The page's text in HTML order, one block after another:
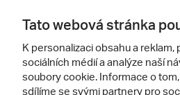
Zájazdy.sk
Tato webová stránka
K personalizaci obsahu a
sociálních médií a analýze naší
soubory cookie. Informace o
sdílíme se svými partnery pro